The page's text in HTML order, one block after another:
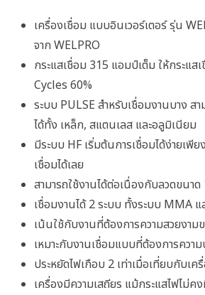
เครื่องเชื่อม แบบอินเวอร์เตอร์ รุ่น
จาก WELPRO
กระแสเชื่อม 315 แอมป์เต็ม ให้กระแ
Cycles 60%
ระบบ PULSE สำหรับเชื่อมงานบาง ส
ได้ทั้ง เหล็ก, สแตนเลส และอลูมิเนียม
มีระบบ HF เริ่มต้นการเชื่อมได้ง่ายเพี
เชื่อมได้เลย
สามารถใช้งานได้ต่อเนื่องกับลวดขนา
เชื่อมงานได้ 2 ระบบ ทั้งระบบ MMA แ
เน้นใช้กับงานที่ต้องการความสวยงาม
เหมาะกับงานเชื่อมแบบที่ต้องการควา
ประหยัดไฟเกือบ 2 เท่าเมื่อเที่ยบกับเ
เครื่องมีความเสถียร แม้กระแสไฟไม่ค